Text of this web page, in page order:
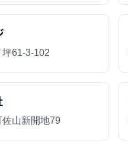
61-3-102
山新開地79